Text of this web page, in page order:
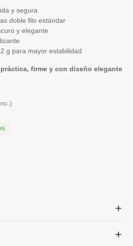
y segura
doble filo estándar
y elegante
g para mayor estabilidad
firme y con diseño elegante